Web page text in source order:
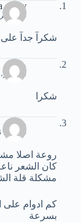
elfiky
23 نوفمبر، 2015 | 3:31 ص
شكرآ جدآ على
مقالة
9 سبتمبر، 2016 | 8:35 ص
شكرا
مروة
9 أكتوبر، 2016 | 2:39 م
روعة اصلا
كان الشعر
مشكلة قلة
كم ادوام على
بسرعة